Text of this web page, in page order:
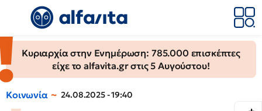
Κυριαρχία στην Ενημέρωση: 785.000 επισκέπτες
είχε το alfavita.gr στις 5 Αυγούστου!
Κοινωνία 24.08.2025 - 19:40